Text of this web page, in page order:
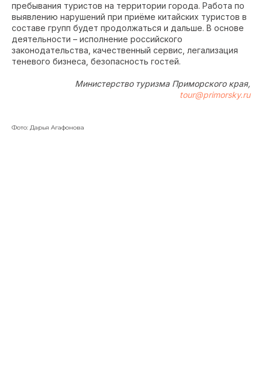
пребывания туристов на территории города. Работа по
выявлению нарушений при приёме китайских туристов в
составе групп будет продолжаться и дальше. В основе
деятельности – исполнение российского
законодательства, качественный сервис, легализация
теневого бизнеса, безопасность гостей.
Министерство туризма Приморского края,
tour@primorsky.ru
Фото: Дарья Агафонова